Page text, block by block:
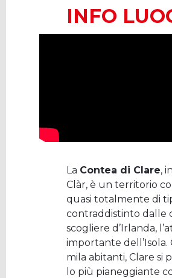
INFO
La Contea di Clare,
Clàr, è un territorio
quasi totalmente di
contraddistinto dalle
scogliere d’Irlanda,
importante dell’Isola.
mila abitanti, Clare si
lo più pianeggiante